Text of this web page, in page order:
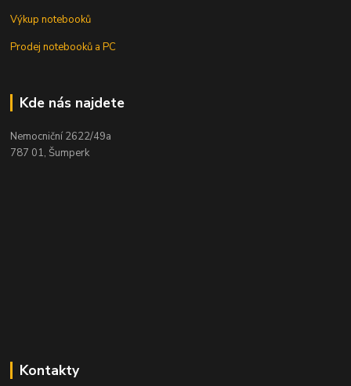
Výkup notebooků
Prodej notebooků a PC
Kde nás najdete
Nemocniční 2622/49a
787 01, Šumperk
Kontakty